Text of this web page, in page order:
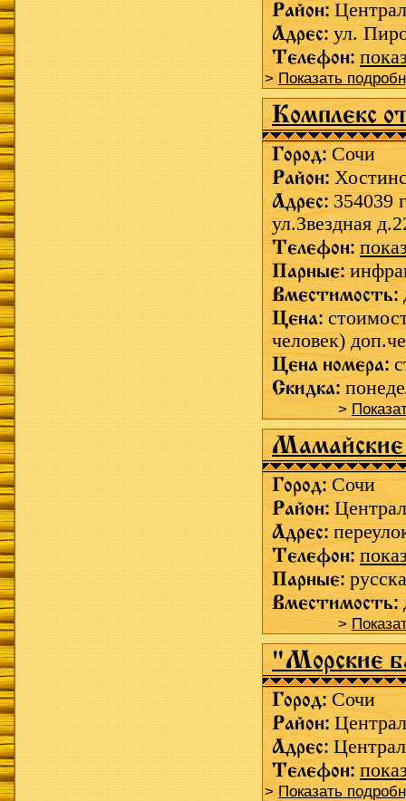
Район:
Адрес: ул.
Телефон:
> Показать
Комплекс
Город: Сочи
Район:
Адрес: 354039
ул.Звездная
Телефон:
Парные:
Вместимость:
Цена:
человек)
Цена номера:
Скидка:
>
Мамайские
Город: Сочи
Район:
Адрес:
Телефон:
Парные:
Вместимость:
>
"Морские
Город: Сочи
Район:
Адрес:
Телефон:
> Показать